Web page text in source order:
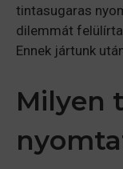
tintasugaras
dilemmát
Ennek jártunk
Milyen